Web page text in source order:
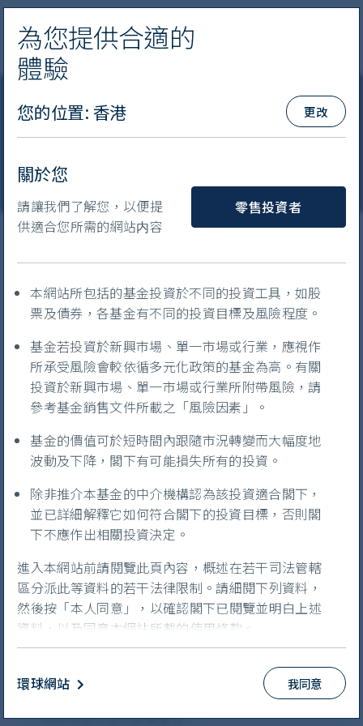
首域盈信
基金資料及月報
文件類別
查閲指定基金
選擇策略
選擇基金
亞太區
中國
環球新興市場
印度
1
首域盈信亞洲核心基金於2024年11月28日改名
為首域盈信亞太股票基金。
為您提供合適的
體驗
您的位置: 香港 更改
關於您
請讓我們了解您，以便提
供適合您所需的網站内容
您是什麼類型的投資者?
零售投資者
本網站所包括的基金投資於不同的投資工具，如股
票及債券，各基金有不同的投資目標及風險程度。
基金若投資於新興市場、單一市場或行業，應視作
所承受風險會較依循多元化政策的基金為高。有關
投資於新興市場、單一市場或行業所附帶風險，請
參考基金銷售文件所載之「風險因素」。
基金的價值可於短時間內跟隨市況轉變而大幅度地
波動及下降，閣下有可能損失所有的投資。
除非推介本基金的中介機構認為該投資適合閣下，
並已詳細解釋它如何符合閣下的投資目標，否則閣
下不應作出相關投資決定。
進入本網站前請閱覽此頁內容，概述在若干司法管轄
區分派此等資料的若干法律限制。請細閱下列資料，
然後按「本人同意」，以確認閣下已閱覽並明白上述
資料，以及同意本網站所載的使用條款。
前，須遵守所屬司法管轄區的所有適用法律及規例。
注意並遵守所屬司法管轄區的所有適用法律及規例乃
我同意
環球網站